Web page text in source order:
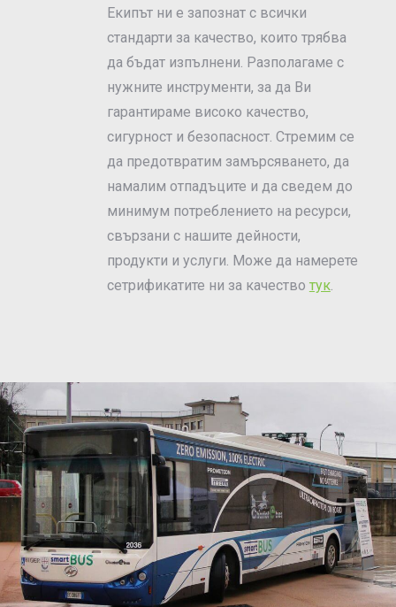
Екипът ни е запознат с всички
стандарти за качество, които трябва
да бъдат изпълнени. Разполагаме с
нужните инструменти, за да Ви
гарантираме високо качество,
сигурност и безопасност. Стремим се
да предотвратим замърсяването, да
намалим отпадъците и да сведем до
минимум потреблението на ресурси,
свързани с нашите дейности,
продукти и услуги. Може да намерете
сетрификатите ни за качество тук.